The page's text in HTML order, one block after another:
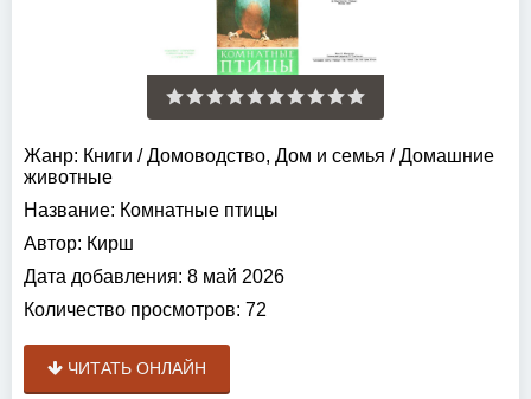
Жанр: Книги /Домоводство, Дом и семья /Домашние
животные
Название: Комнатные птицы
Автор: Кирш
Дата добавления: 8 май 2026
Количество просмотров: 72
ЧИТАТЬ ОНЛАЙН